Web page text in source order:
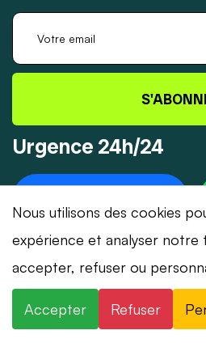
Urgence 24h/24
© 2026 Dépannage-
réservés |
Nous utilisons des cookies
expérience et analyser notre
accepter, refuser ou
Accepter Refuser